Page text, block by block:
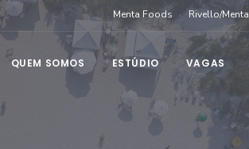
Menta Foods Rivello/Menta
QUEM SOMOS ESTÚDIO VAGAS